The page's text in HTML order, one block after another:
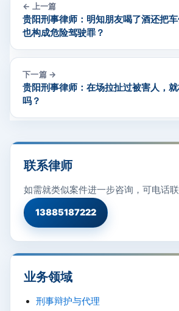
← 上一篇
贵阳刑事律师：明知朋友喝了酒还把
也构成危险驾驶罪？
下一篇 →
贵阳刑事律师：在场拉扯过被害人，
吗？
联系律师
如需就类似案件进一步咨询，可电话联
13885187222
业务领域
刑事辩护与代理